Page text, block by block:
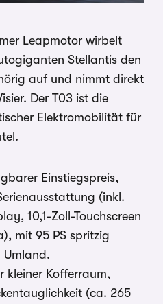
Leapmotor wirbelt
Stellantis den
auf und nimmt direkt
Der T03 ist die
Elektromobilität für
Einstiegspreis,
(inkl.
10,1-Zoll-Touchscreen
mit 95 PS spritzig
kleiner Kofferraum,
(ca. 265